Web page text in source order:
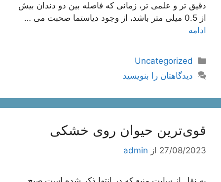
دقیق تر و علمی تر، زمانی که فاصله بین دو دندان بیش
از 0.5 میلی متر باشد، از وجود دیاستما صحبت می …
ادامه
دسته‌ها
Uncategorized
دیدگاهتان را بنویسید
قوی‌ترین حیوان روی خشکی
27/08/2023 از admin